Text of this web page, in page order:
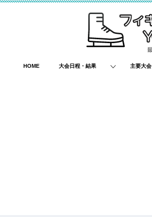
HOME 大会日程・結果 主要大会